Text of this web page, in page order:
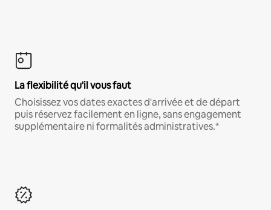
La flexibilité qu'il vous faut
Choisissez vos dates exactes d'arrivée et de départ
puis réservez facilement en ligne, sans engagement
supplémentaire ni formalités administratives.*